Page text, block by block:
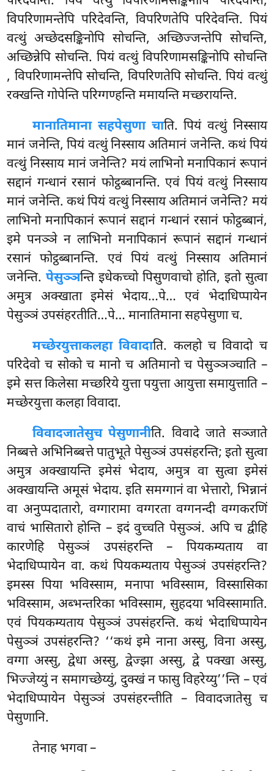
विपरिणामन्तेपि परिदेवन्ति, विपरिणतेपि परिदेवन्ति. पियं
वत्थुं अच्छेदसङ्किनोपि सोचन्ति, अच्छिज्जन्तेपि सोचन्ति,
अच्छिन्नेपि सोचन्ति. पियं वत्थुं विपरिणामसङ्किनोपि सोचन्ति
, विपरिणामन्तेपि सोचन्ति, विपरिणतेपि सोचन्ति. पियं वत्थुं
रक्खन्ति गोपेन्ति परिग्गण्हन्ति ममायन्ति मच्छरायन्ति.
मानातिमाना सहपेसुणा चाति. पियं वत्थुं निस्साय
मानं जनेन्ति, पियं वत्थुं निस्साय अतिमानं जनेन्ति. कथं पियं
वत्थुं निस्साय मानं जनेन्ति? मयं लाभिनो मनापिकानं रूपानं
सद्दानं गन्धानं रसानं फोट्ठब्बानन्ति. एवं पियं वत्थुं निस्साय
मानं जनेन्ति. कथं पियं वत्थुं निस्साय अतिमानं जनेन्ति? मयं
लाभिनो मनापिकानं रूपानं सद्दानं गन्धानं रसानं फोट्ठब्बानं,
इमे पनञ्ञे न लाभिनो मनापिकानं रूपानं सद्दानं गन्धानं
रसानं फोट्ठब्बानन्ति. एवं पियं वत्थुं निस्साय अतिमानं
जनेन्ति.पेसुञ्ञन्ति इधेकच्चो पिसुणवाचो होति, इतो सुत्वा
अमुत्र अक्खाता इमेसं भेदाय…पे… एवं भेदाधिप्पायेन
पेसुञ्ञं उपसंहरतीति…पे… मानातिमाना सहपेसुणा च.
मच्छेरयुत्ताकलहा विवादाति. कलहो च विवादो च
परिदेवो च सोको च मानो च अतिमानो च पेसुञ्ञञ्चाति –
इमे सत्त किलेसा मच्छरिये युत्ता पयुत्ता आयुत्ता समायुत्ताति –
मच्छेरयुत्ता कलहा विवादा.
विवादजातेसुच पेसुणानीति. विवादे जाते सञ्जाते
निब्बत्ते अभिनिब्बत्ते पातुभूते पेसुञ्ञं उपसंहरन्ति; इतो सुत्वा
अमुत्र अक्खायन्ति इमेसं भेदाय, अमुत्र वा सुत्वा इमेसं
अक्खायन्ति अमूसं भेदाय. इति समग्गानं वा भेत्तारो, भिन्नानं
वा अनुप्पदातारो, वग्गारामा वग्गरता वग्गनन्दी वग्गकरणिं
वाचं भासितारो होन्ति – इदं वुच्चति पेसुञ्ञं. अपि च द्वीहि
कारणेहि पेसुञ्ञं उपसंहरन्ति – पियकम्यताय वा
भेदाधिप्पायेन वा. कथं पियकम्यताय पेसुञ्ञं उपसंहरन्ति?
इमस्स पिया भविस्साम, मनापा भविस्साम, विस्सासिका
भविस्साम, अब्भन्तरिका भविस्साम, सुहदया भविस्सामाति.
एवं पियकम्यताय पेसुञ्ञं उपसंहरन्ति. कथं भेदाधिप्पायेन
पेसुञ्ञं उपसंहरन्ति? ‘‘कथं इमे नाना अस्सु, विना अस्सु,
वग्गा अस्सु, द्वेधा अस्सु, द्वेज्झा अस्सु, द्वे पक्खा अस्सु,
भिज्जेय्युं न समागच्छेय्युं, दुक्खं न फासु विहरेय्यु’’न्ति – एवं
भेदाधिप्पायेन पेसुञ्ञं उपसंहरन्तीति – विवादजातेसु च
पेसुणानि.
तेनाहभगवा –